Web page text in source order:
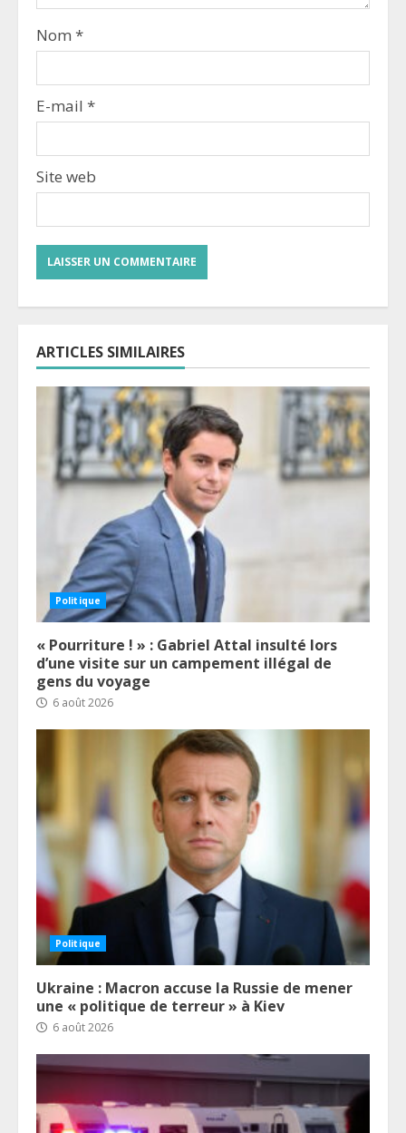
Nom *
E-mail *
Site web
ARTICLES SIMILAIRES
Politique
« Pourriture ! » : Gabriel Attal insulté lors
d’une visite sur un campement illégal de
gens du voyage
6 août 2026
Politique
Ukraine : Macron accuse la Russie de mener
une « politique de terreur » à Kiev
6 août 2026